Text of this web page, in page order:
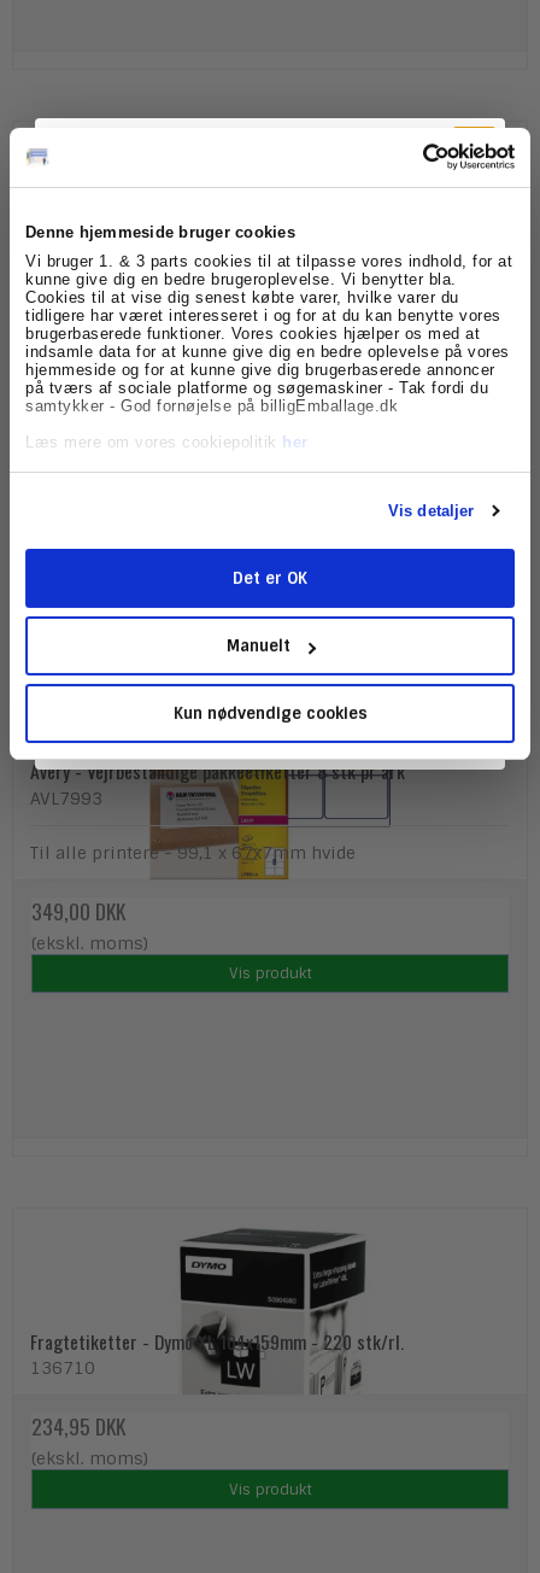
Denne hjemmeside bruger cookies
Vi bruger 1. & 3 parts cookies til at tilpasse vores indhold, for at
kunne give dig en bedre brugeroplevelse. Vi benytter bla.
Cookies til at vise dig senest købte varer, hvilke varer du
tidligere har været interesseret i og for at du kan benytte vores
brugerbaserede funktioner. Vores cookies hjælper os med at
indsamle data for at kunne give dig en bedre oplevelse på vores
hjemmeside og for at kunne give dig brugerbaserede annoncer
på tværs af sociale platforme og søgemaskiner - Tak fordi du
samtykker - God fornøjelse på billigEmballage.dk
Læs mere om vores cookiepolitik
her
Vis detaljer
Det er OK
Manuelt
Kun nødvendige cookies
Etiketter Brother shippinglabl, 62x100 - 1 rulle
136858
180,00 DKK
(ekskl. moms)
Vis produkt
Avery - Vejrbestandige pakkeetiketter 8 stk pr ark
AVL7993
Til alle printere - 99,1 x 67x7mm hvide
349,00 DKK
(ekskl. moms)
Vis produkt
Fragtetiketter - Dymo XL 104x159mm - 220 stk/rl.
136710
234,95 DKK
(ekskl. moms)
Vis produkt
Tilmeld dig
nyhedsbrevet
Få skarpe tilbud, nyheder og eksklusive
kundefordele, direkte i din indbakke.
Tilmeld